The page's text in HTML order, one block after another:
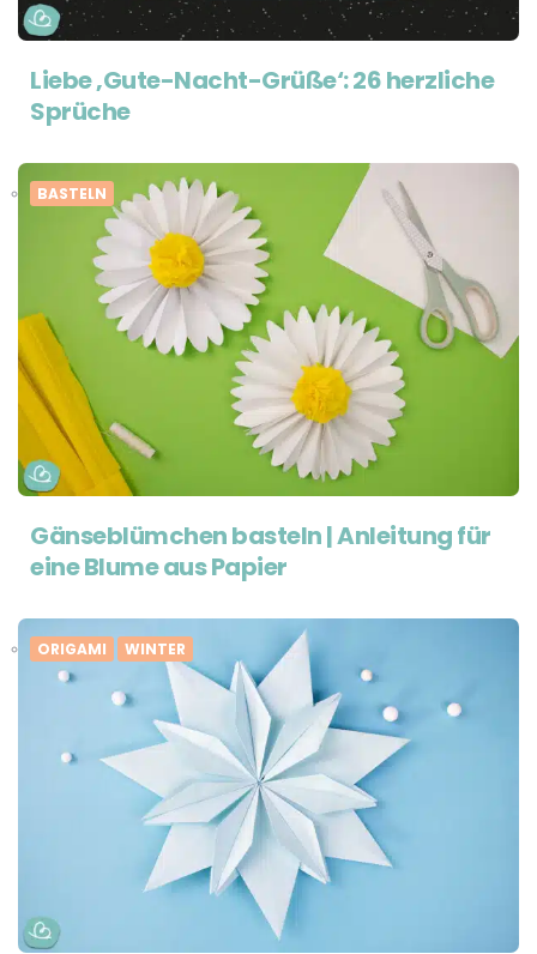
Liebe ‚Gute-Nacht-Grüße‘: 26 herzliche
Sprüche
BASTELN
Gänseblümchen basteln | Anleitung für
eine Blume aus Papier
ORIGAMI WINTER